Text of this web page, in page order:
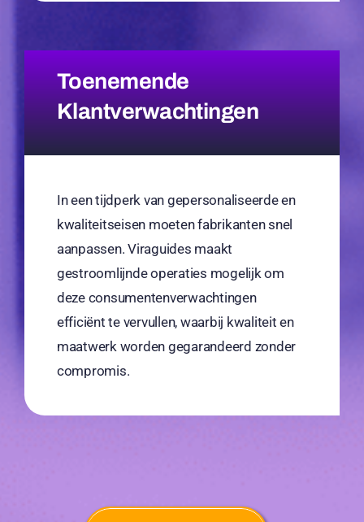
Toenemende
Klantverwachtingen
In een tijdperk van gepersonaliseerde en
kwaliteitseisen moeten fabrikanten snel
aanpassen. Viraguides maakt
gestroomlijnde operaties mogelijk om
deze consumentenverwachtingen
efficiënt te vervullen, waarbij kwaliteit en
maatwerk worden gegarandeerd zonder
compromis.